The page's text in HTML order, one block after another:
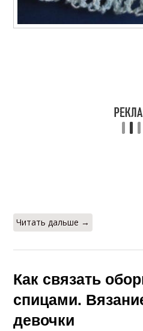
Читать дальше →
Как связать
спицами.
девочки